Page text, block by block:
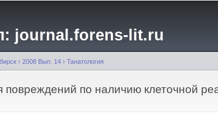
содержанию
journal.forens-lit.ru
› 2008 Вып. 14 › Танатология
повреждений по наличию клеточной